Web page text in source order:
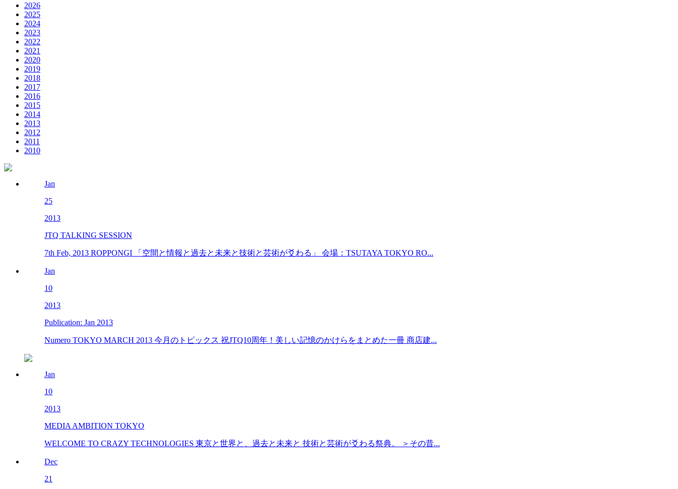
2026
2025
2024
2023
2022
2021
2020
2019
2018
2017
2016
2015
2014
2013
2012
2011
2010
Jan
25
2013
JTQ TALKING SESSION
7th Feb, 2013 ROPPONGI 「空間と情報と過去と未来と技術と芸術が爻わる」 会場：TSUTAYA TOKYO RO...
Jan
10
2013
Publication: Jan 2013
Numero TOKYO MARCH 2013 今月のトピックス 祝JTQ10周年！美しい記憶のかけらをまとめた一冊 商店建...
Jan
10
2013
MEDIA AMBITION TOKYO
WELCOME TO CRAZY TECHNOLOGIES 東京と世界と、過去と未来と 技術と芸術が爻わる祭典。 ＞その昔...
Dec
21